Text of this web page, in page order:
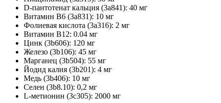
D-пантотенат кальция (3a841): 40 мг
Витамин B6 (3a831): 10 мг
Фолиевая кислота (3a316): 2 мг
Витамин B12: 0.04 мг
Цинк (3b606): 120 мг
Железо (3b106): 45 мг
Марганец (3b504): 55 мг
Йодид калия (3b201): 4 мг
Медь (3b406): 10 мг
Селен (3b8.10): 0,2 мг
L-метионин (3c305): 2000 мг